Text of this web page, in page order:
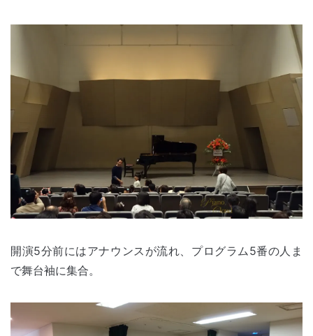
開演5分前にはアナウンスが流れ、プログラム5番の人ま
で舞台袖に集合。